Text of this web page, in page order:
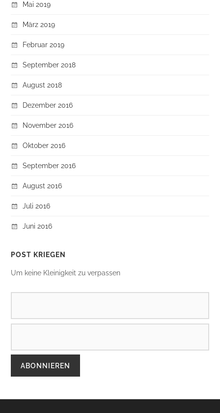
Mai 2019
März 2019
Februar 2019
September 2018
August 2018
Dezember 2016
November 2016
Oktober 2016
September 2016
August 2016
Juli 2016
Juni 2016
POST KRIEGEN
Um keine Kleinigkeit zu verpassen